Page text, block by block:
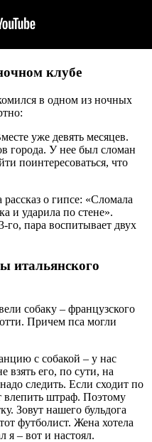
клубе
в одном из ночных
уже девять месяцев.
города. У нее был сломан
поинтересоваться, что
о гипсе: «Сломала
и ударила по стене».
го, пара воспитывает двух
итальянского
собаку – французского
Причем пса могли
с собакой – у нас
взять его, по сути, на
следить. Если сходит по
влепить штраф. Поэтому
Зовут нашего бульдога
футболист. Жена хотела
я – вот и настоял.